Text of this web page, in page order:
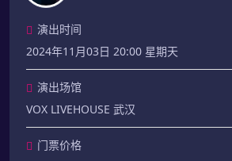
演出时间
2024年11月03日 20:00 星期天
演出场馆
VOX LIVEHOUSE 武汉
门票价格